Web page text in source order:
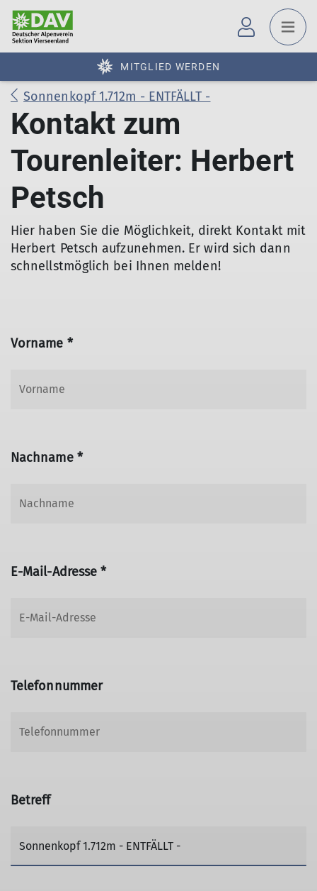
MITGLIED WERDEN
Sonnenkopf 1.712m - ENTFÄLLT -
Kontakt zum
Tourenleiter: Herbert
Petsch
Hier haben Sie die Möglichkeit, direkt Kontakt mit
Herbert Petsch aufzunehmen. Er wird sich dann
schnellstmöglich bei Ihnen melden!
Vorname *
Nachname *
E-Mail-Adresse *
Telefonnummer
Betreff